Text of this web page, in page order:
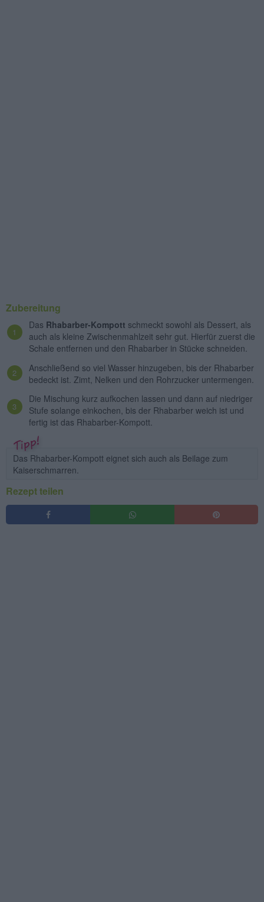
Zubereitung
Das Rhabarber-Kompott schmeckt sowohl als Dessert, als
auch als kleine Zwischenmahlzeit sehr gut. Hierfür zuerst die
Schale entfernen und den Rhabarber in Stücke schneiden.
Anschließend so viel Wasser hinzugeben, bis der Rhabarber
bedeckt ist. Zimt, Nelken und den Rohrzucker untermengen.
Die Mischung kurz aufkochen lassen und dann auf niedriger
Stufe solange einkochen, bis der Rhabarber weich ist und
fertig ist das Rhabarber-Kompott.
Das Rhabarber-Kompott eignet sich auch als Beilage zum
Kaiserschmarren.
Rezept teilen